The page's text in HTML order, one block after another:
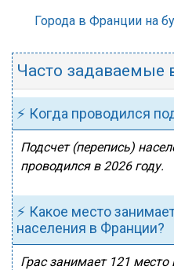
Города в Франции на
Часто задаваемые
⚡ Когда проводился
Подсчет (перепись)
проводился в 2026 году.
⚡ Какое место
населения в Франции?
Грас занимает 121